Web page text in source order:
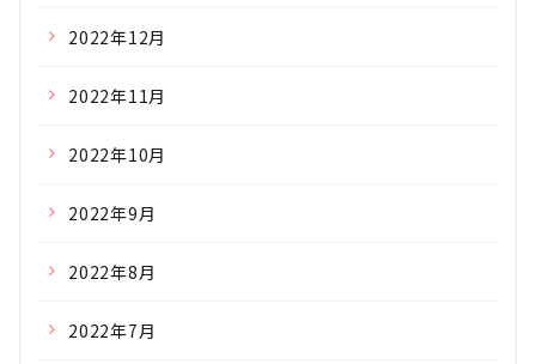
2022年12月
2022年11月
2022年10月
2022年9月
2022年8月
2022年7月